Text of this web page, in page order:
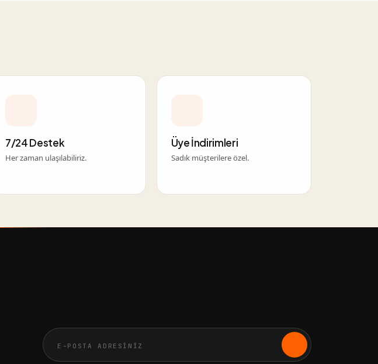
7/24 Destek
Her zaman ulaşılabiliriz.
Üye İndirimleri
Sadık müşterilere özel.